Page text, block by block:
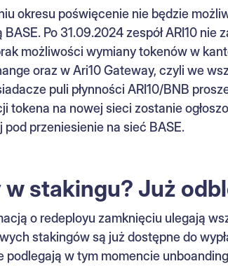
okresu poświęcenie nie będzie
BASE. Po 31.09.2024 zespół ARI10
możliwości wymiany tokenów w
oraz w Ari10 Gateway, czyli we
puli płynności ARI10/BNB
tokena na nowej sieci zostanie
pod przeniesienie na sieć BASE.
w stakingu? Już
o redeployu zamknięciu ulegają
stakingów są już dostępne do
podlegają w tym momencie